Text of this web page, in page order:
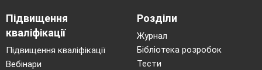
Підвищення
кваліфікації
Підвищення кваліфікації
Вебінари
Розділи
Журнал
Бібліотека розробок
Тести